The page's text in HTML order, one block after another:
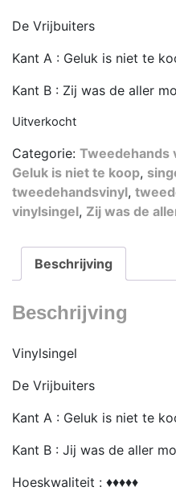
De Vrijbuiters
Kant A : Geluk is niet te
Kant B : Zij was de aller
Uitverkocht
Categorie: Tweedehands
Geluk is niet te koop,
tweedehandsvinyl,
vinylsingel, Zij was de
Beschrijving
Beschrijving
Vinylsingel
De Vrijbuiters
Kant A : Geluk is niet te
Kant B : Jij was de aller
Hoeskwaliteit : ♦♦♦♦♦